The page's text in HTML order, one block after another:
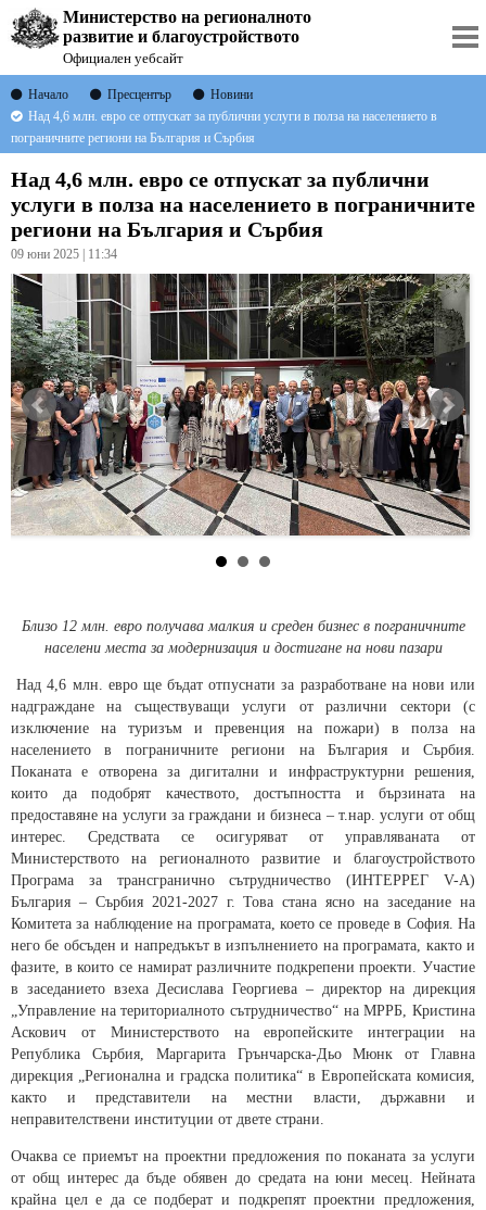
Министерство на регионалното
развитие и благоустройството
Официален уебсайт
Начало Пресцентър
Новини
Над 4,6 млн. евро се отпускат за публични услуги в полза на населението в
пограничните региони на България и Сърбия
Над 4,6 млн. евро се отпускат за публични
услуги в полза на населението в пограничните
региони на България и Сърбия
09 юни 2025 | 11:34
Близо 12 млн. евро получава малкия и среден бизнес в пограничните
населени места за модернизация и достигане на нови пазари
Над 4,6 млн. евро ще бъдат отпуснати за разработване на нови или
надграждане на съществуващи услуги от различни сектори (с
изключение на туризъм и превенция на пожари) в полза на
населението в пограничните региони на България и Сърбия.
Поканата е отворена за дигитални и инфраструктурни решения,
които да подобрят качеството, достъпността и бързината на
предоставяне на услуги за граждани и бизнеса – т.нар. услуги от общ
интерес. Средствата се осигуряват от управляваната от
Министерството на регионалното развитие и благоустройството
Програма за трансгранично сътрудничество (ИНТЕРРЕГ V-А)
България – Сърбия 2021-2027 г. Това стана ясно на заседание на
Комитета за наблюдение на програмата, което се проведе в София. На
него бе обсъден и напредъкът в изпълнението на програмата, както и
фазите, в които се намират различните подкрепени проекти. Участие
в заседанието взеха Десислава Георгиева – директор на дирекция
„Управление на териториалното сътрудничество“ на МРРБ, Кристина
Аскович от Министерството на европейските интеграции на
Република Сърбия, Маргарита Грънчарска-Дьо Мюнк от Главна
дирекция „Регионална и градска политика“ в Европейската комисия,
както и представители на местни власти, държавни и
неправителствени институции от двете страни.
Очаква се приемът на проектни предложения по поканата за услуги
от общ интерес да бъде обявен до средата на юни месец. Нейната
крайна цел е да се подберат и подкрепят проектни предложения,